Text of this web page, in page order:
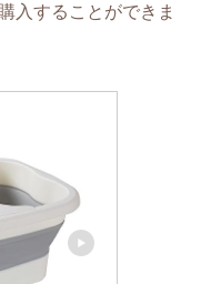
入することができま